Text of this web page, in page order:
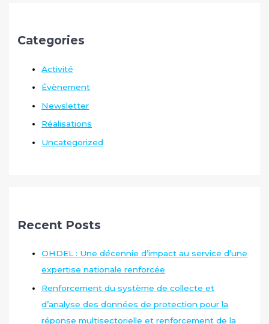
Categories
Activité
Évènement
Newsletter
Réalisations
Uncategorized
Recent Posts
OHDEL : Une décennie d’impact au service d’une
expertise nationale renforcée
Renforcement du système de collecte et
d’analyse des données de protection pour la
réponse multisectorielle et renforcement de la